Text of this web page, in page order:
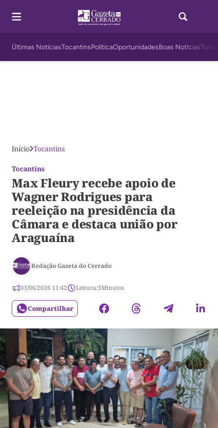
Últimas NotíciasTocantinsPolíticaOportunidadesBoas Notícias
Início Tocantins
Tocantins
Max Fleury recebe apoio de
Wagner Rodrigues para
reeleição na presidência da
Câmara e destaca união por
Araguaína
Redação Gazeta do Cerrado
03/06/2026 11:42 Leitura:3Minutos
Compartilhar